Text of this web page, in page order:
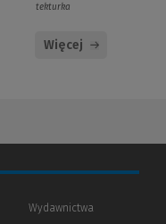
tekturka
Więcej
Wydawnictwa